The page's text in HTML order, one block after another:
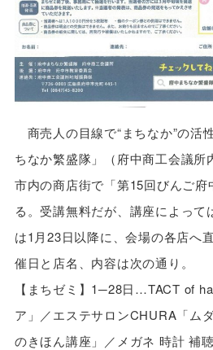
商売人の目線で“まちなか”の活
ちなか繁盛隊」（府中商工会議
市内の商店街で「第15回びんご
る。受講無料だが、講座によっ
は1月23日以降に、会場の各店へ
催日と店名、内容は次の通り。
【まちゼミ】1─28日…TACT of
ア」／エステサロンCHURA「ム
のきほん講座」／メガネ 時計 補